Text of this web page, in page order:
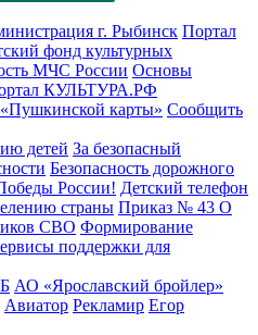
г. Рыбинск Портал
фонд культурных
МЧС России Основы
КУЛЬТУРА.РФ
карты» Сообщить
детей За безопасный
Безопасность дорожного
России! Детский телефон
страны Приказ № 43 О
СВО Формирование
поддержки для
АО «Ярославский бройлер»
Авиатор Рекламир Егор